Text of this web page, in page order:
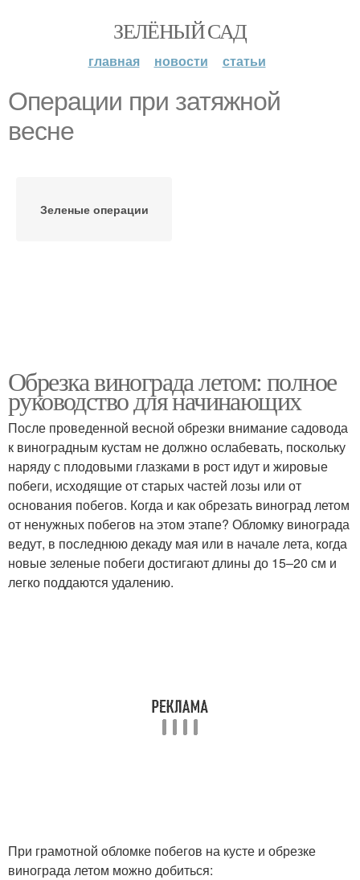
ЗЕЛЁНЫЙ САД
главная новости статьи
Операции при затяжной
весне
Зеленые операции
Обрезка винограда летом: полное
руководство для начинающих
После проведенной весной обрезки внимание садовода
к виноградным кустам не должно ослабевать, поскольку
наряду с плодовыми глазками в рост идут и жировые
побеги, исходящие от старых частей лозы или от
основания побегов. Когда и как обрезать виноград летом
от ненужных побегов на этом этапе? Обломку винограда
ведут, в последнюю декаду мая или в начале лета, когда
новые зеленые побеги достигают длины до 15–20 см и
легко поддаются удалению.
При грамотной обломке побегов на кусте и обрезке
винограда летом можно добиться: